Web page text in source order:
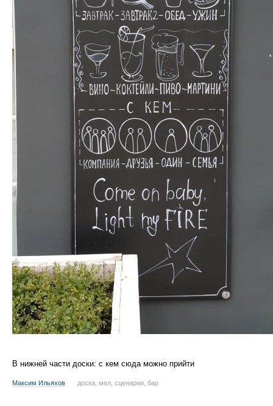
В нижней части доски: с кем сюда можно прийти
Максим Ильяхов доска, мел, сценарии, бар